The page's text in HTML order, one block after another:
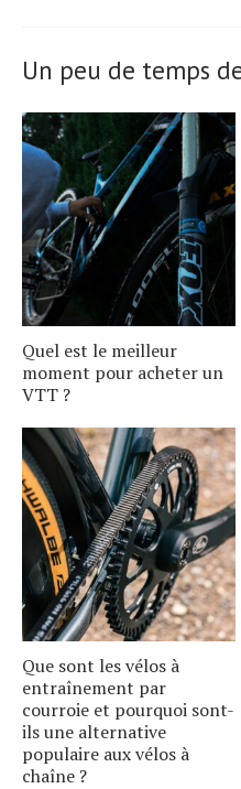
Un peu de temps
Quel est le meilleur
moment pour acheter un
VTT ?
Que sont les vélos à
entraînement par
courroie et pourquoi sont-
ils une alternative
populaire aux vélos à
chaîne ?